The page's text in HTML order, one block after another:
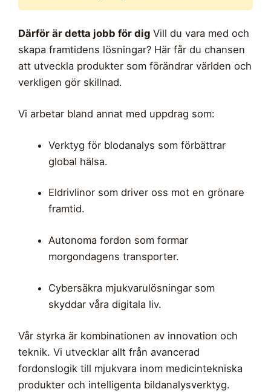
Därför är detta jobb för dig Vill du vara med och
skapa framtidens lösningar? Här får du chansen
att utveckla produkter som förändrar världen och
verkligen gör skillnad.
Vi arbetar bland annat med uppdrag som:
Verktyg för blodanalys som förbättrar
global hälsa.
Eldrivlinor som driver oss mot en grönare
framtid.
Autonoma fordon som formar
morgondagens transporter.
Cybersäkra mjukvarulösningar som
skyddar våra digitala liv.
Vår styrka är kombinationen av innovation och
teknik. Vi utvecklar allt från avancerad
fordonslogik till mjukvara inom medicintekniska
produkter och intelligenta bildanalysverktyg.